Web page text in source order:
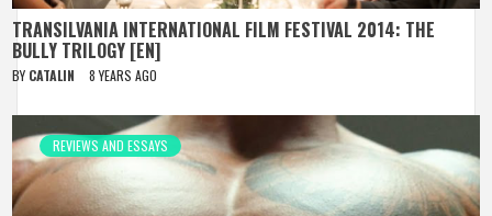
TRANSILVANIA INTERNATIONAL FILM FESTIVAL 2014: THE
BULLY TRILOGY [EN]
BY CATALIN 8 YEARS AGO
REVIEWS AND ESSAYS